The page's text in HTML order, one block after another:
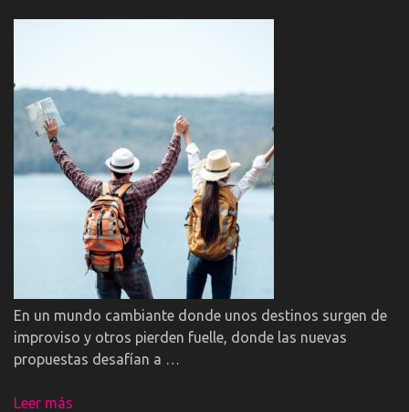
En un mundo cambiante donde unos destinos surgen de
improviso y otros pierden fuelle, donde las nuevas
propuestas desafían a …
Leer más